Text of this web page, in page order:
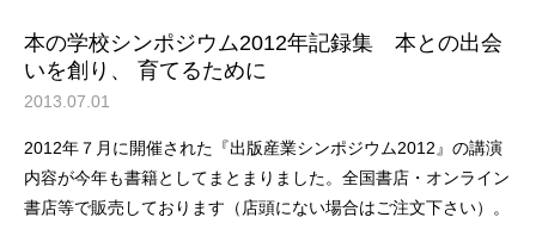
本の学校シンポジウム2012年記録集 本との出会
いを創り、 育てるために
2013.07.01
2012年７月に開催された『出版産業シンポジウム2012』の講演
内容が今年も書籍としてまとまりました。全国書店・オンライン
書店等で販売しております（店頭にない場合はご注文下さい）。